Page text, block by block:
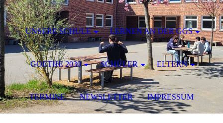
UNSERE SCHULE LERNEN AN DER GGS
GOETHE 2030 SCHÜLER ELTERN
TERMINE NEWSLETTER IMPRESSUM